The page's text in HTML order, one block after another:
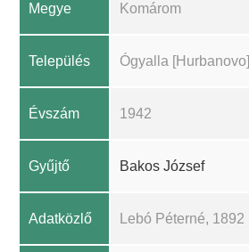
Megye Komárom
Település Ógyalla [Hurbanovo]
Évszám 1942
Gyűjtő Bakos József
Adatközlő Lebó Péterné, 1892